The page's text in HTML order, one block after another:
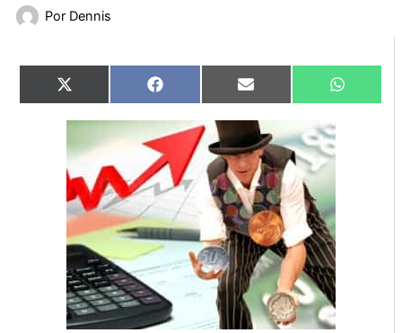
Por Dennis
Compartir
en
X
(Twitter)
Compartir
en
Facebook Compartir
en
Email
en